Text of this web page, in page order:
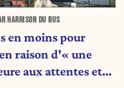
HARRISON DU BUS
en moins pour
raison d'« une
aux attentes et